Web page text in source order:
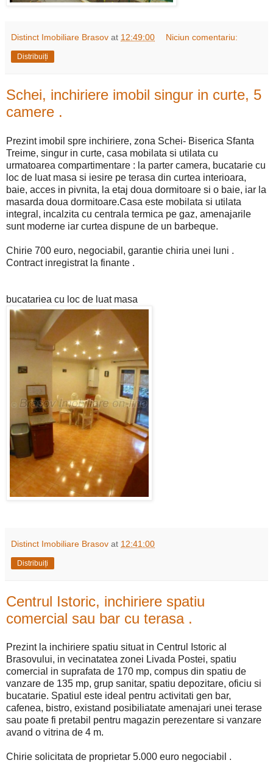
Distinct Imobiliare Brasov at 12:49:00 Niciun comentariu:
Distribuiți
Schei, inchiriere imobil singur in curte, 5
camere .
Prezint imobil spre inchiriere, zona Schei- Biserica Sfanta
Treime, singur in curte, casa mobilata si utilata cu
urmatoarea compartimentare : la parter camera, bucatarie cu
loc de luat masa si iesire pe terasa din curtea interioara,
baie, acces in pivnita, la etaj doua dormitoare si o baie, iar la
masarda doua dormitoare.Casa este mobilata si utilata
integral, incalzita cu centrala termica pe gaz, amenajarile
sunt moderne iar curtea dispune de un barbeque.
Chirie 700 euro, negociabil, garantie chiria unei luni .
Contract inregistrat la finante .
bucatariea cu loc de luat masa
Distinct Imobiliare Brasov at 12:41:00
Distribuiți
Centrul Istoric, inchiriere spatiu
comercial sau bar cu terasa .
Prezint la inchiriere spatiu situat in Centrul Istoric al
Brasovului, in vecinatatea zonei Livada Postei, spatiu
comercial in suprafata de 170 mp, compus din spatiu de
vanzare de 135 mp, grup sanitar, spatiu depozitare, oficiu si
bucatarie. Spatiul este ideal pentru activitati gen bar,
cafenea, bistro, existand posibiliatate amenajari unei terase
sau poate fi pretabil pentru magazin perezentare si vanzare
avand o vitrina de 4 m.
Chirie solicitata de proprietar 5.000 euro negociabil .